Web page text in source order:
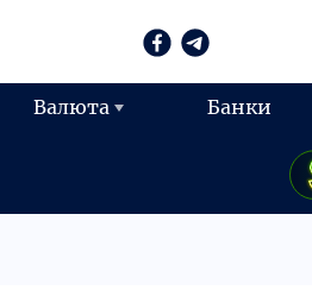
Валюта Банки